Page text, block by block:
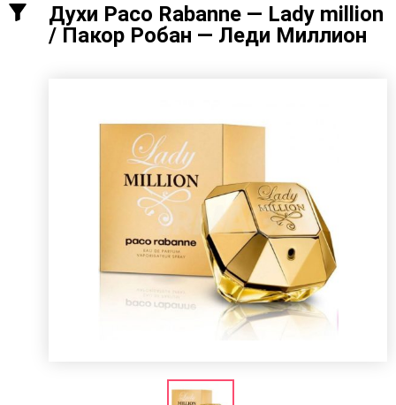
Духи Paco Rabanne — Lady million
/ Пакор Робан — Леди Миллион